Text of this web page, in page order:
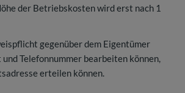
der Betriebskosten wird erst nach 1
gegenüber dem Eigentümer
Telefonnummer bearbeiten können,
erteilen können.